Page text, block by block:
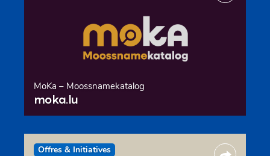
MoKa – Moossnamekatalog
moka.lu
Offres & Initiatives